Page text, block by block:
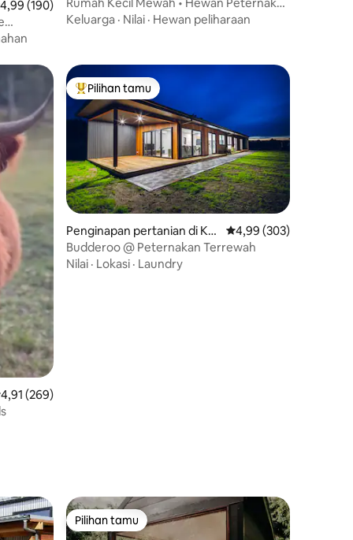
rata-rata 4,99 dari 5, 190 ulasan
4,99 (190)
• Mandi Luar Ruangan • untuk 2 orang
Keluarga · Nilai · Hewan peliharaan
rata-rata 4,91 dari 5, 269 ulasan
4,91 (269)
Pilihan tamu terpopuler
Pilihan tamu
Penginapan pertanian di Ka
ngaroo Valley
Nilai rata-rata 4,99 dari
4,99 (303)
Budderoo @ Peternakan Terrewah
Nilai · Lokasi · Laundry
Pilihan tamu
Pilihan tamu